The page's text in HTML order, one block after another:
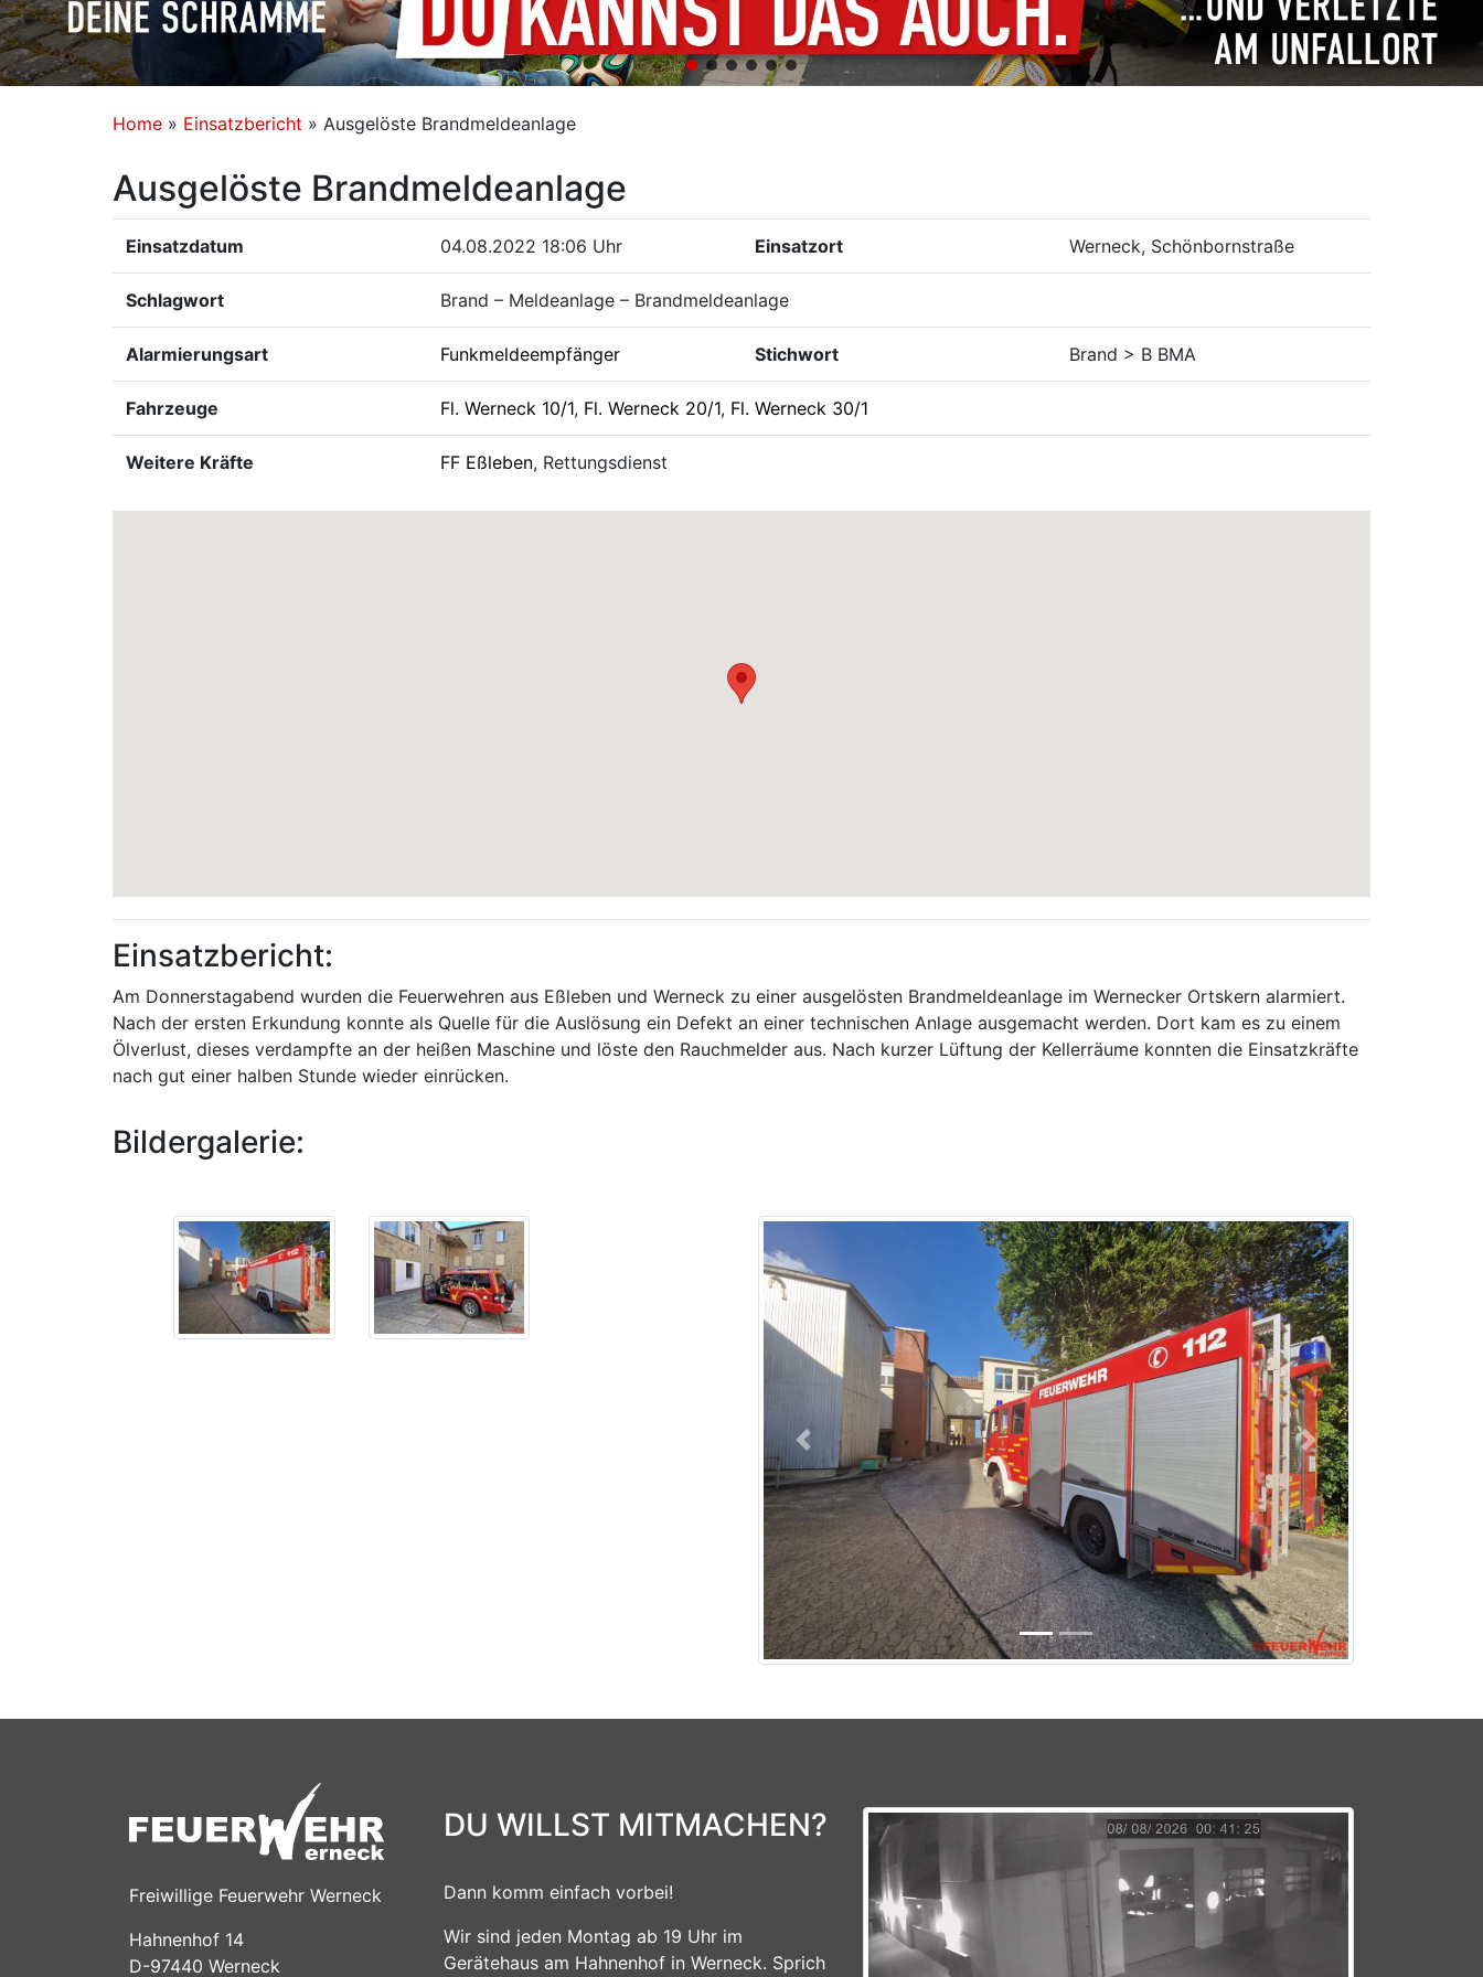
Home » Einsatzbericht » Ausgelöste Brandmeldeanlage
Ausgelöste Brandmeldeanlage
Einsatzdatum 04.08.2022 18:06 Uhr Einsatzort Werneck, Schönbornstraße
Schlagwort Brand – Meldeanlage – Brandmeldeanlage
Alarmierungsart Funkmeldeempfänger Stichwort Brand > B BMA
Fahrzeuge Fl. Werneck 10/1, Fl. Werneck 20/1, Fl. Werneck 30/1
Weitere Kräfte FF Eßleben, Rettungsdienst
Einsatzbericht:
Am Donnerstagabend wurden die Feuerwehren aus Eßleben und Werneck zu einer ausgelösten Brandmeldeanlage im Wernecker Ortskern alarmiert.
Nach der ersten Erkundung konnte als Quelle für die Auslösung ein Defekt an einer technischen Anlage ausgemacht werden. Dort kam es zu einem
Ölverlust, dieses verdampfte an der heißen Maschine und löste den Rauchmelder aus. Nach kurzer Lüftung der Kellerräume konnten die Einsatzkräfte
nach gut einer halben Stunde wieder einrücken.
Bildergalerie:
Previous Next
Freiwillige Feuerwehr Werneck
Hahnenhof 14
D-97440 Werneck
DU WILLST MITMACHEN?
Dann komm einfach vorbei!
Wir sind jeden Montag ab 19 Uhr im
Gerätehaus am Hahnenhof in Werneck. Sprich